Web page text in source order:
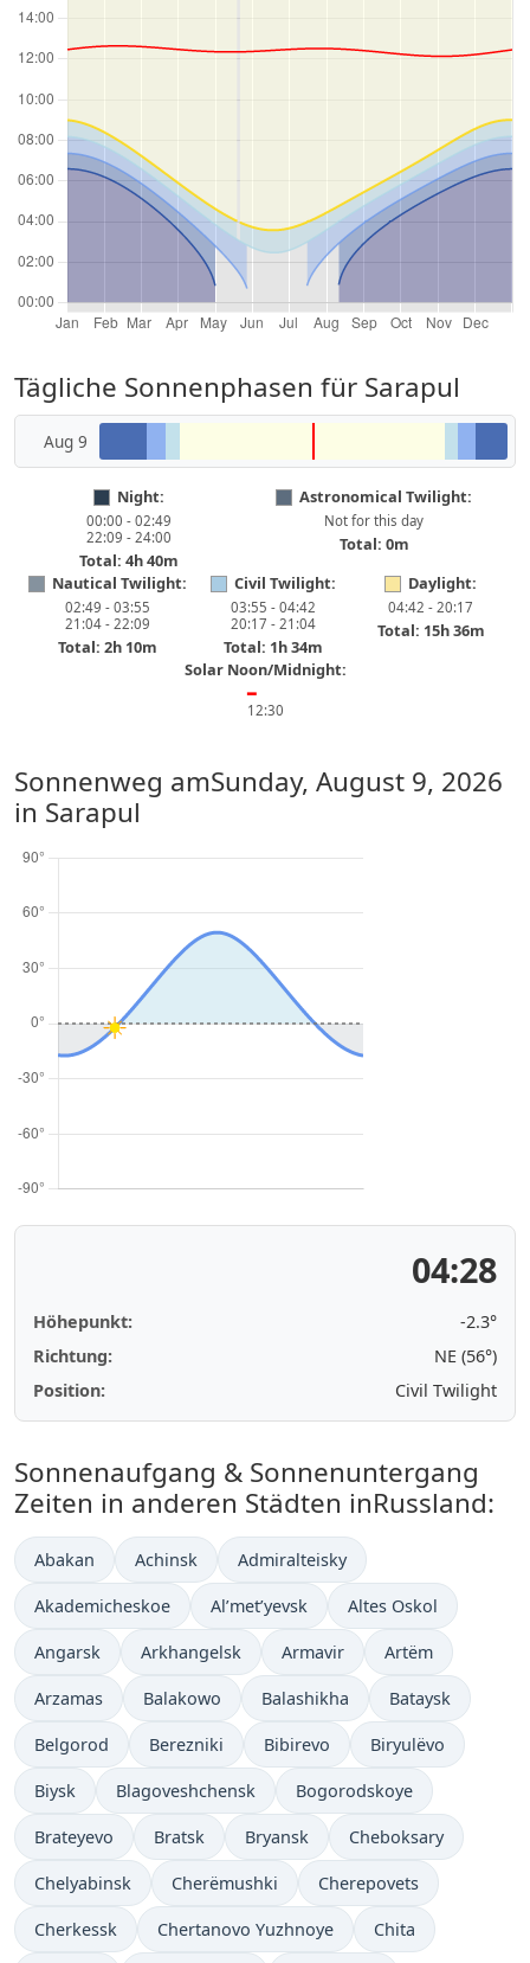
Tägliche Sonnenphasen für Sarapul
Aug 9
Night:
00:00 - 02:49
22:09 - 24:00
Total: 4h 40m
Astronomical Twilight:
Not for this day
Total: 0m
Nautical Twilight:
02:49 - 03:55
21:04 - 22:09
Total: 2h 10m
Civil Twilight:
03:55 - 04:42
20:17 - 21:04
Total: 1h 34m
Daylight:
04:42 - 20:17
Total: 15h 36m
Solar Noon/Midnight:
━
12:30
Sonnenweg amSunday, August 9, 2026
in Sarapul
04:28
Höhepunkt:
-2.3°
Richtung:
NE (56°)
Position:
Civil Twilight
Sonnenaufgang & Sonnenuntergang
Zeiten in anderen Städten inRussland:
Abakan Achinsk Admiralteisky
Akademicheskoe Al’met’yevsk Altes Oskol
Angarsk Arkhangelsk Armavir Artëm
Arzamas Balakowo Balashikha Bataysk
Belgorod Berezniki Bibirevo Biryulëvo
Biysk Blagoveshchensk Bogorodskoye
Brateyevo Bratsk Bryansk Cheboksary
Chelyabinsk Cherëmushki Cherepovets
Cherkessk Chertanovo Yuzhnoye Chita